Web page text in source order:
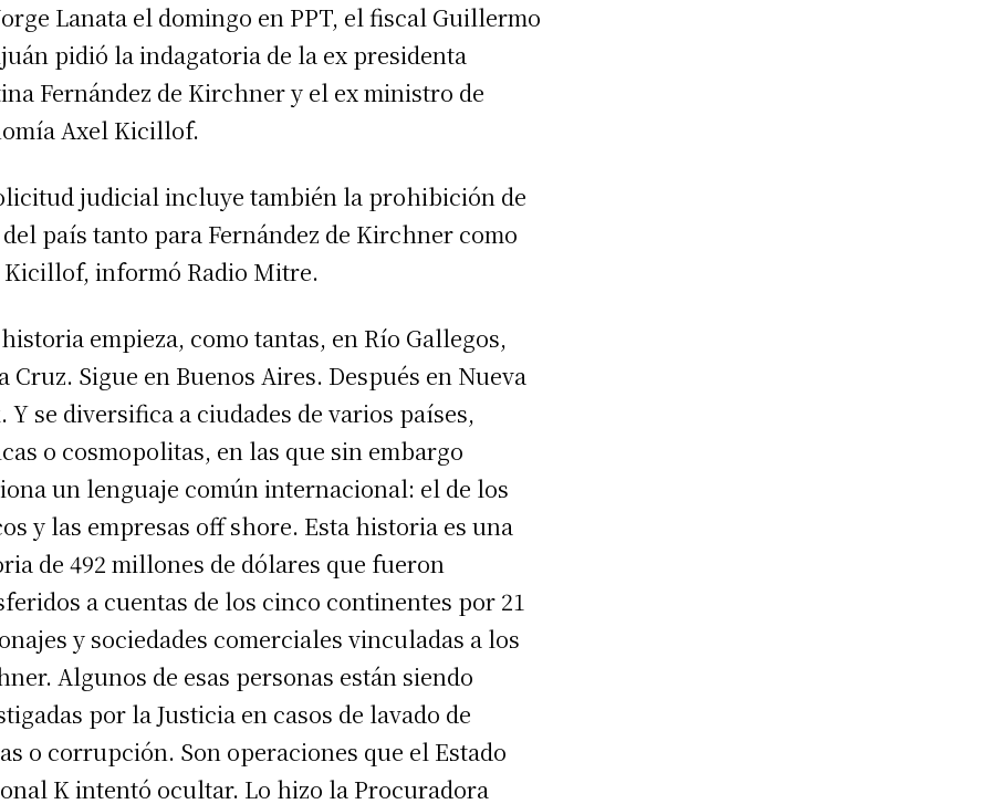
Lanata el domingo en PPT, el fiscal Guillermo
pidió la indagatoria de la ex presidenta
Fernández de Kirchner y el ex ministro de
Axel Kicillof.
judicial incluye también la prohibición de
país tanto para Fernández de Kirchner como
Kicillof, informó Radio Mitre.
empieza, como tantas, en Río Gallegos,
Cruz. Sigue en Buenos Aires. Después en Nueva
Y se diversifica a ciudades de varios países,
o cosmopolitas, en las que sin embargo
un lenguaje común internacional: el de los
y las empresas off shore. Esta historia es una
de 492 millones de dólares que fueron
a cuentas de los cinco continentes por 21
y sociedades comerciales vinculadas a los
Algunos de esas personas están siendo
por la Justicia en casos de lavado de
o corrupción. Son operaciones que el Estado
K intentó ocultar. Lo hizo la Procuradora